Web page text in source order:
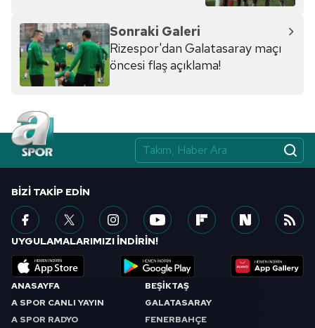
Sonraki Galeri
Rizespor'dan Galatasaray maçı
öncesi flaş açıklama!
ANASAYFA
A SPOR CANLI YAYIN
A SPOR RADYO
BEŞİKTAŞ
GALATASARAY
FENERBAHÇE
BIZI TAKIP EDIN
UYGULAMALARIMIZI İNDİRİN!